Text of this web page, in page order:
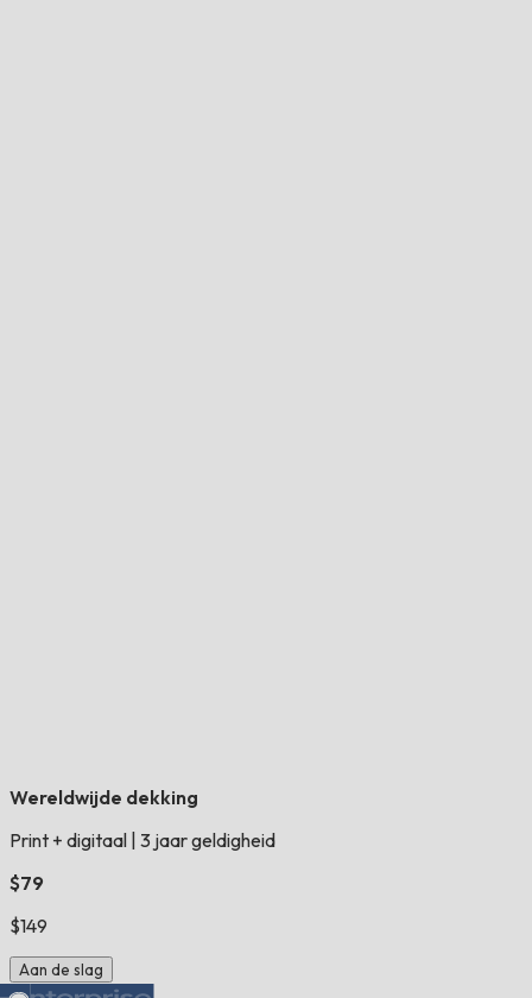
Wereldwijde dekking
Print + digitaal 3 jaar geldigheid
$79
$149
Aan de slag